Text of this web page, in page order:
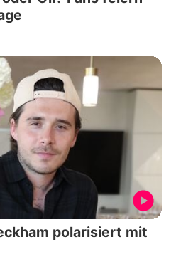
polarisiert mit